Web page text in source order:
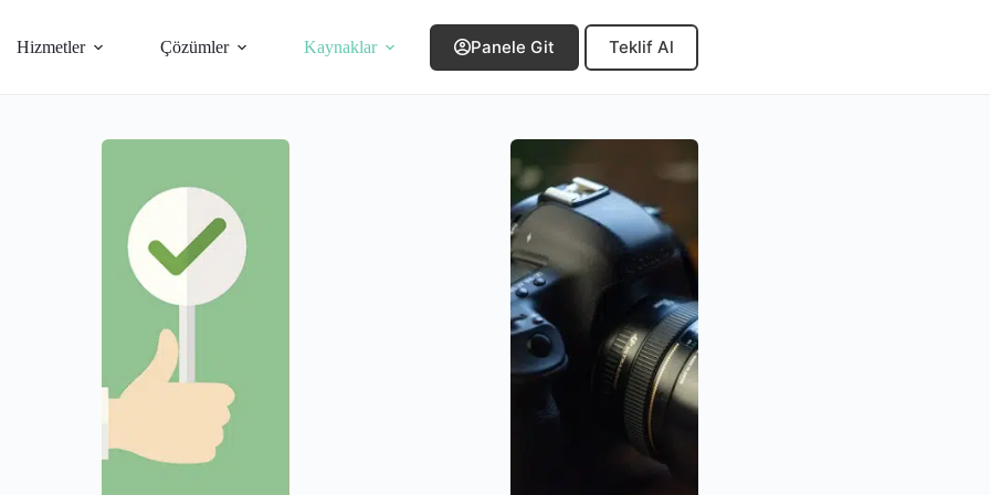
Hizmetler Çözümler Kaynaklar Panele Git Teklif Al